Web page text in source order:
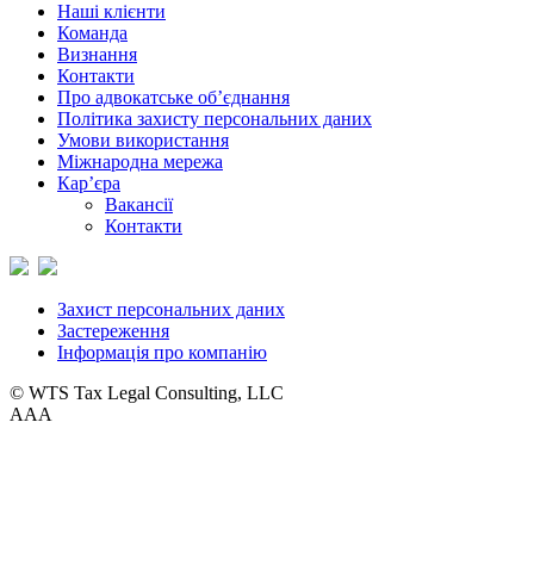
Наші клієнти
Команда
Визнання
Контакти
Про адвокатське об’єднання
Політика захисту персональних даних
Умови використання
Міжнародна мережа
Кар’єра
Вакансії
Контакти
Захист персональних даних
Застереження
Інформація про компанію
© WTS Tax Legal Consulting, LLC
AAA